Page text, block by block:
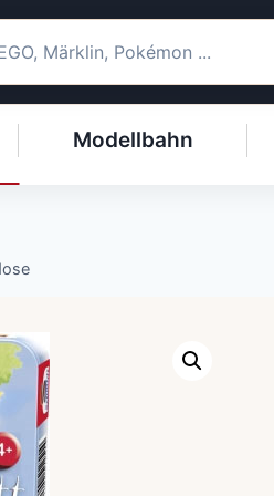
Modellbahn